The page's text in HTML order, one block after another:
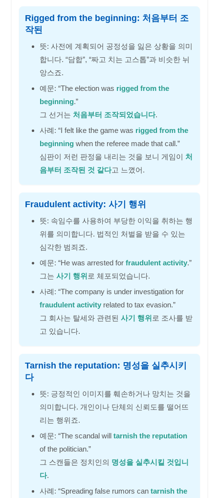
Rigged from the beginning: 처음부터 조
작된
뜻: 사전에 계획되어 공정성을 잃은 상황을 의미
합니다. “담합”, “짜고 치는 고스톱”과 비슷한 뉘
앙스죠.
예문: “The election was rigged from the
beginning.”
그 선거는 처음부터 조작되었습니다.
사례: “I felt like the game was rigged from the
beginning when the referee made that call.”
심판이 저런 판정을 내리는 것을 보니 게임이 처
음부터 조작된 것 같다고 느꼈어.
Fraudulent activity: 사기 행위
뜻: 속임수를 사용하여 부당한 이익을 취하는 행
위를 의미합니다. 법적인 처벌을 받을 수 있는
심각한 범죄죠.
예문: “He was arrested for fraudulent activity.”
그는 사기 행위 로 체포되었습니다.
사례: “The company is under investigation for
fraudulent activity related to tax evasion.”
그 회사는 탈세와 관련된 사기 행위 로 조사를 받
고 있습니다.
Tarnish the reputation: 명성을 실추시키
다
뜻: 긍정적인 이미지를 훼손하거나 망치는 것을
의미합니다. 개인이나 단체의 신뢰도를 떨어뜨
리는 행위죠.
예문: “The scandal will tarnish the reputation
of the politician.”
그 스캔들은 정치인의 명성을 실추시킬 것입니
다.
사례: “Spreading false rumors can tarnish the